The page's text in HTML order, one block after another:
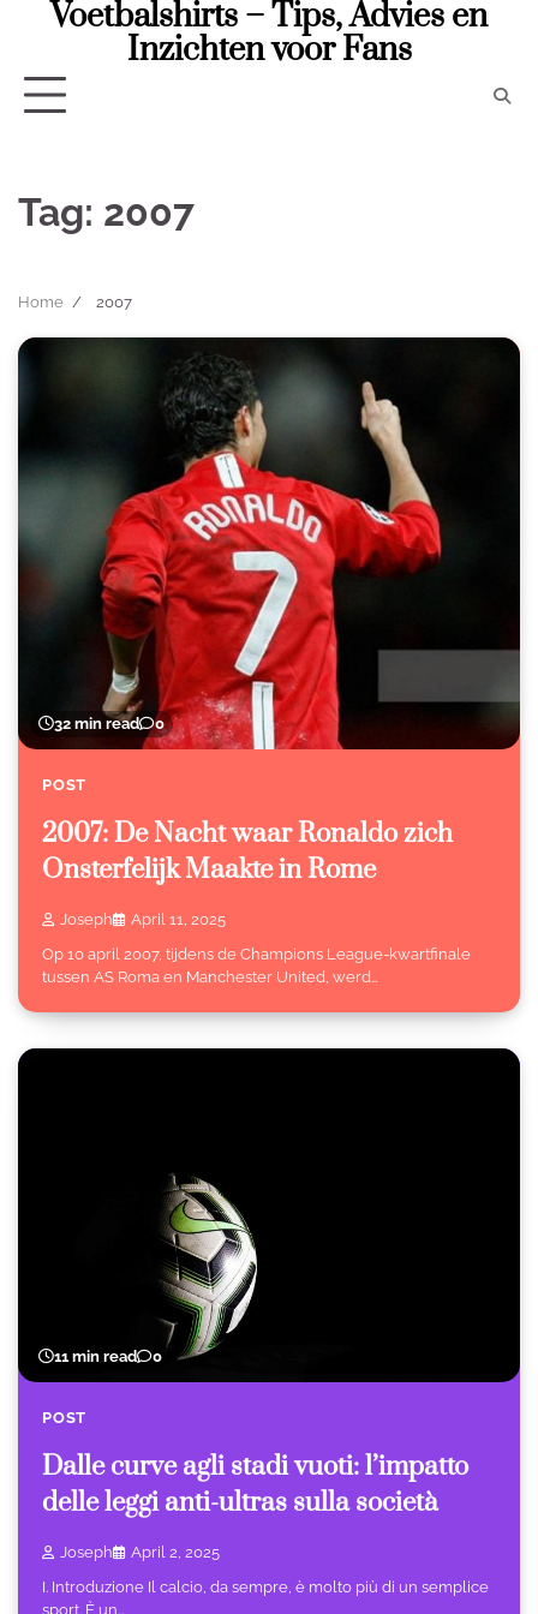
Voetbalshirts – Tips, Advies en
Inzichten voor Fans
Tag: 2007
Home 2007
32 min read 0
POST
2007: De Nacht waar Ronaldo zich
Onsterfelijk Maakte in Rome
Joseph
April 11, 2025
Op 10 april 2007, tijdens de Champions League-kwartfinale
tussen AS Roma en Manchester United, werd…
11 min read 0
POST
Dalle curve agli stadi vuoti: l’impatto
delle leggi anti-ultras sulla società
Joseph
April 2, 2025
I. Introduzione Il calcio, da sempre, è molto più di un semplice
sport. È un…